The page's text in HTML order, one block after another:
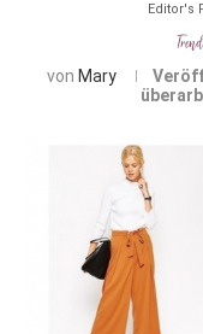
Editor's
von Mary